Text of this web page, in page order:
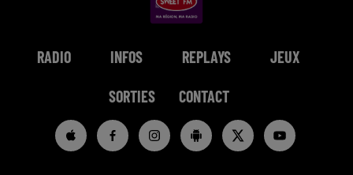
RADIO INFOS REPLAYS JEUX
SORTIES CONTACT